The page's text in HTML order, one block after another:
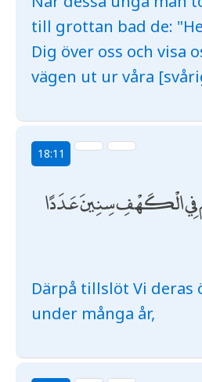
till grottan bad de:
Dig över oss och visa
vägen ut ur våra
18:11
فِي الْكَهْفِ سِنِينَ عَدَدًا
Därpå tillslöt Vi deras
under många år,